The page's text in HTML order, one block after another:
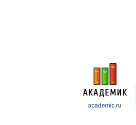
academic.ru